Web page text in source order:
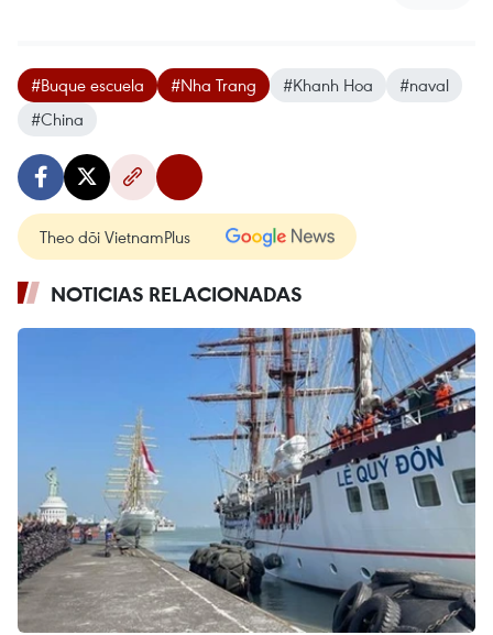
#Buque escuela #Nha Trang #Khanh Hoa
#naval
#China
Theo dõi VietnamPlus
NOTICIAS RELACIONADAS